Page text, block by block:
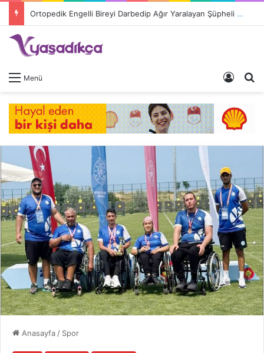
Ortopedik Engelli Bireyi Darbedip Ağır Yaralayan Şüpheli Tutuklandı
Menü Giriş
Anasayfa / Spor